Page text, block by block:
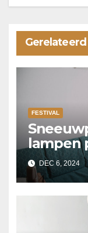
FESTIVAL
lampen
DEC 6, 2024